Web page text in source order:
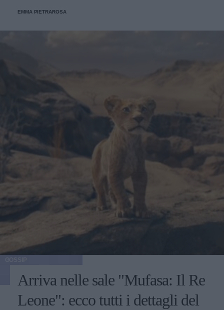
EMMA PIETRAROSA
Arriva nelle sale "Mufasa: Il Re
Leone": ecco tutti i dettagli del